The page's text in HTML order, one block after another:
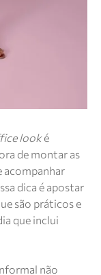
looké
de montar as
acompanhar
dica é apostar
são práticos e
que inclui
não